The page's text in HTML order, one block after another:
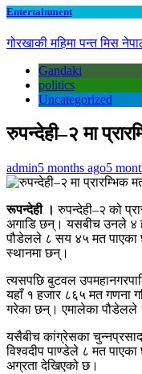
Entertainment
गोरखाकी महिमा पन्त मिस
Gandaki
politics
Uncategorized
रुपन्देही–२ मा
admin5 months ago5
रूपन्देही । रुपन्देही–२ को
अगाडि छन्। यसबीच उनले ४
पौडेलले ८ सय ४५ मत पाएका
स्थानमा छन्।
त्यसपछि बुटवल
यहाँ १ हजार ८६५ मत गणना
गरेका छन्। एमालेका पौडेलले
यसैबीच कांग्रेसका
विश्वदीप पाण्डेले ८ मत
अग्रता देखिएको छ।